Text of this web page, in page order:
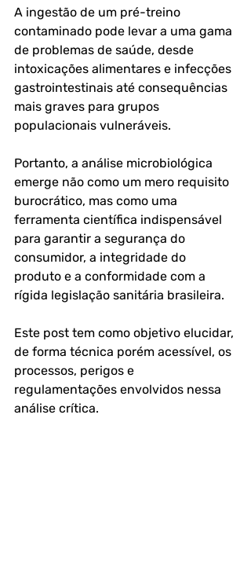
A ingestão de um pré-treino
contaminado pode levar a uma gama
de problemas de saúde, desde
intoxicações alimentares e infecções
gastrointestinais até consequências
mais graves para grupos
populacionais vulneráveis.
Portanto, a análise microbiológica
emerge não como um mero requisito
burocrático, mas como uma
ferramenta científica indispensável
para garantir a segurança do
consumidor, a integridade do
produto e a conformidade com a
rígida legislação sanitária brasileira.
Este post tem como objetivo elucidar,
de forma técnica porém acessível, os
processos, perigos e
regulamentações envolvidos nessa
análise crítica.